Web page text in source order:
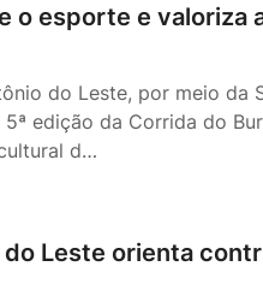
o esporte e valoriza
do Leste, por meio da
5ª edição da Corrida do
d…
Leste orienta